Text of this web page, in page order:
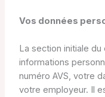
Vos données
La section initiale
informations
numéro AVS, votre
votre employeur. Il